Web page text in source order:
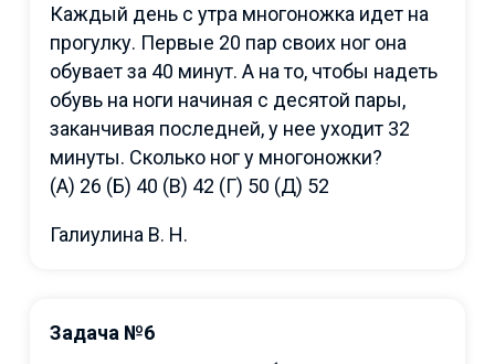
Каждый день с утра многоножка идет на
прогулку. Первые 20 пар своих ног она
обувает за 40 минут. А на то, чтобы надеть
обувь на ноги начиная с десятой пары,
заканчивая последней, у нее уходит 32
минуты. Сколько ног у многоножки?
(А) 26 (Б) 40 (В) 42 (Г) 50 (Д) 52
Галиулина В. Н.
Задача №6